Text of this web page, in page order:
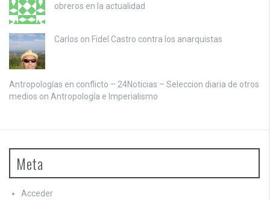
obreros en la actualidad
Carlos on Fidel Castro contra los anarquistas
Antropologías en conflicto – 24Noticias – Seleccion diaria de otros
medios on Antropología e Imperialismo
Meta
Acceder